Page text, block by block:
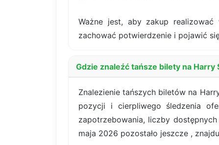
Ważne jest, aby zakup
zachować potwierdzenie i pojawić
Gdzie znaleźć tańsze bilety na
Znalezienie tańszych biletów na
pozycji i cierpliwego śledzenia
zapotrzebowania, liczby
maja 2026 pozostało jeszcze ,